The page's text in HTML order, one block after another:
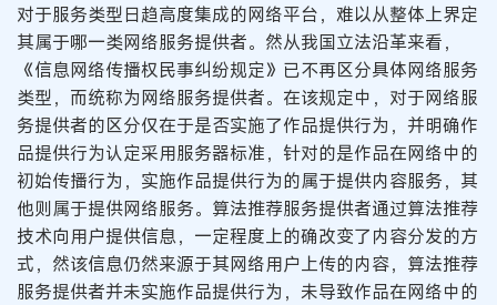
对于服务类型日趋高度集成的网络平台，难以从整体上界定
其属于哪一类网络服务提供者。然从我国立法沿革来看，
《信息网络传播权民事纠纷规定》已不再区分具体网络服务
类型，而统称为网络服务提供者。在该规定中，对于网络服
务提供者的区分仅在于是否实施了作品提供行为，并明确作
品提供行为认定采用服务器标准，针对的是作品在网络中的
初始传播行为，实施作品提供行为的属于提供内容服务，其
他则属于提供网络服务。算法推荐服务提供者通过算法推荐
技术向用户提供信息，一定程度上的确改变了内容分发的方
式，然该信息仍然来源于其网络用户上传的内容，算法推荐
服务提供者并未实施作品提供行为，未导致作品在网络中的